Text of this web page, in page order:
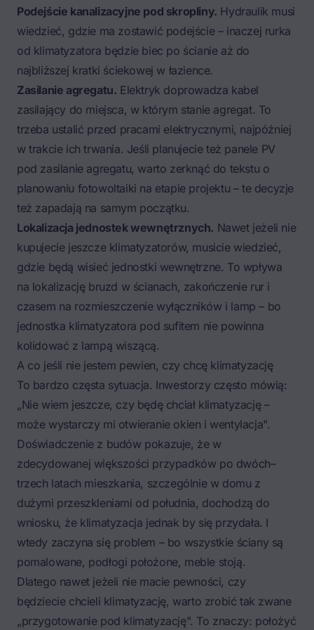
Podejście kanalizacyjne pod skropliny. Hydraulik musi
wiedzieć, gdzie ma zostawić podejście – inaczej rurka
od klimatyzatora będzie biec po ścianie aż do
najbliższej kratki ściekowej w łazience.
Zasilanie agregatu. Elektryk doprowadza kabel
zasilający do miejsca, w którym stanie agregat. To
trzeba ustalić przed pracami elektrycznymi, najpóźniej
w trakcie ich trwania. Jeśli planujecie też panele PV
pod zasilanie agregatu, warto zerknąć do tekstu o
planowaniu fotowoltaiki na etapie projektu – te decyzje
też zapadają na samym początku.
Lokalizacja jednostek wewnętrznych. Nawet jeżeli nie
kupujecie jeszcze klimatyzatorów, musicie wiedzieć,
gdzie będą wisieć jednostki wewnętrzne. To wpływa
na lokalizację bruzd w ścianach, zakończenie rur i
czasem na rozmieszczenie wyłączników i lamp – bo
jednostka klimatyzatora pod sufitem nie powinna
kolidować z lampą wiszącą.
A co jeśli nie jestem pewien, czy chcę klimatyzację
To bardzo częsta sytuacja. Inwestorzy często mówią:
„Nie wiem jeszcze, czy będę chciał klimatyzację –
może wystarczy mi otwieranie okien i wentylacja".
Doświadczenie z budów pokazuje, że w
zdecydowanej większości przypadków po dwóch–
trzech latach mieszkania, szczególnie w domu z
dużymi przeszkleniami od południa, dochodzą do
wniosku, że klimatyzacja jednak by się przydała. I
wtedy zaczyna się problem – bo wszystkie ściany są
pomalowane, podłogi położone, meble stoją.
Dlatego nawet jeżeli nie macie pewności, czy
będziecie chcieli klimatyzację, warto zrobić tak zwane
„przygotowanie pod klimatyzację". To znaczy: położyć